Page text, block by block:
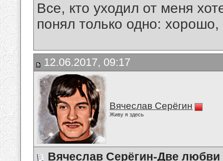
Все, кто уходил от меня
понял только одно:
12.06.2017, 09:17
Вячеслав Серёгин
Живу я здесь
Вячеслав Серёгин-Две любви